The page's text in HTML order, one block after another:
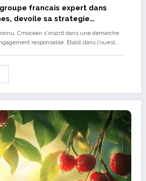
francais expert dans
devoile sa strategie
2024
Cmocean s'inscrit dans une démarche
responsable. Établi dans l'ouest…